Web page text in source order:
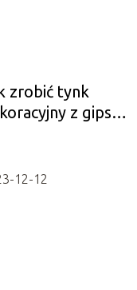
zrobić tynk
z gipsu
12-12